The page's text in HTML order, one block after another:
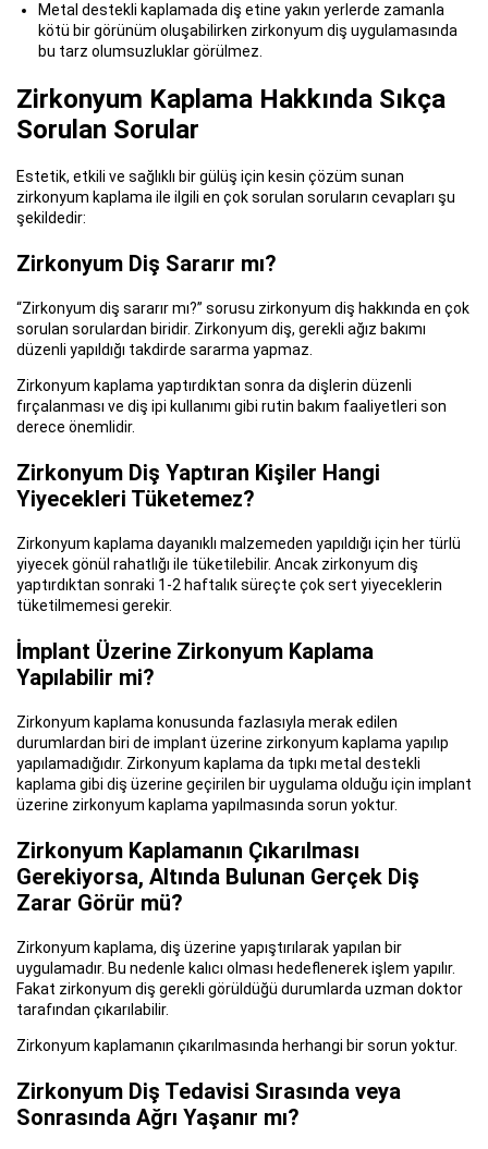
Metal destekli kaplamada diş etine yakın yerlerde zamanla
kötü bir görünüm oluşabilirken zirkonyum diş uygulamasında
bu tarz olumsuzluklar görülmez.
Zirkonyum Kaplama Hakkında Sıkça
Sorulan Sorular
Estetik, etkili ve sağlıklı bir gülüş için kesin çözüm sunan
zirkonyum kaplama ile ilgili en çok sorulan soruların cevapları şu
şekildedir:
Zirkonyum Diş Sararır mı?
“Zirkonyum diş sararır mı?” sorusu zirkonyum diş hakkında en çok
sorulan sorulardan biridir. Zirkonyum diş, gerekli ağız bakımı
düzenli yapıldığı takdirde sararma yapmaz.
Zirkonyum kaplama yaptırdıktan sonra da dişlerin düzenli
fırçalanması ve diş ipi kullanımı gibi rutin bakım faaliyetleri son
derece önemlidir.
Zirkonyum Diş Yaptıran Kişiler Hangi
Yiyecekleri Tüketemez?
Zirkonyum kaplama dayanıklı malzemeden yapıldığı için her türlü
yiyecek gönül rahatlığı ile tüketilebilir. Ancak zirkonyum diş
yaptırdıktan sonraki 1-2 haftalık süreçte çok sert yiyeceklerin
tüketilmemesi gerekir.
İmplant Üzerine Zirkonyum Kaplama
Yapılabilir mi?
Zirkonyum kaplama konusunda fazlasıyla merak edilen
durumlardan biri de implant üzerine zirkonyum kaplama yapılıp
yapılamadığıdır. Zirkonyum kaplama da tıpkı metal destekli
kaplama gibi diş üzerine geçirilen bir uygulama olduğu için implant
üzerine zirkonyum kaplama yapılmasında sorun yoktur.
Zirkonyum Kaplamanın Çıkarılması
Gerekiyorsa, Altında Bulunan Gerçek Diş
Zarar Görür mü?
Zirkonyum kaplama, diş üzerine yapıştırılarak yapılan bir
uygulamadır. Bu nedenle kalıcı olması hedeflenerek işlem yapılır.
Fakat zirkonyum diş gerekli görüldüğü durumlarda uzman doktor
tarafından çıkarılabilir.
Zirkonyum kaplamanın çıkarılmasında herhangi bir sorun yoktur.
Zirkonyum Diş Tedavisi Sırasında veya
Sonrasında Ağrı Yaşanır mı?